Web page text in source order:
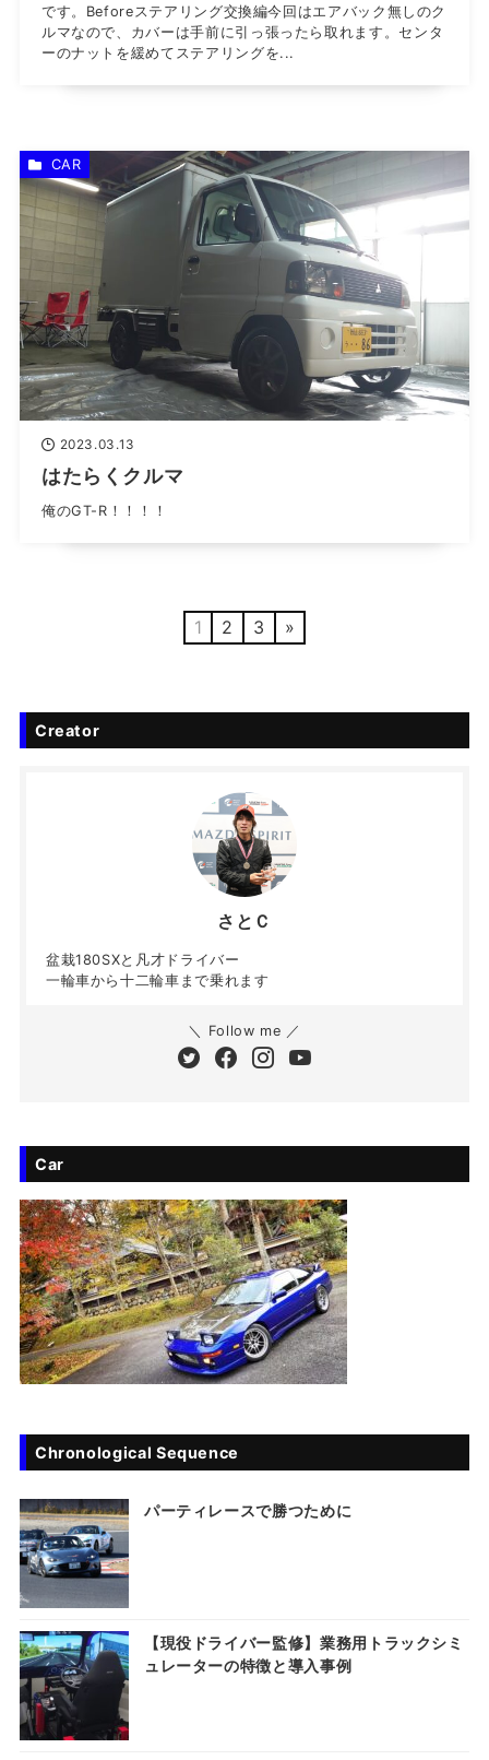
です。Beforeステアリング交換編今回はエアバック無しのク
ルマなので、カバーは手前に引っ張ったら取れます。センタ
ーのナットを緩めてステアリングを...
2023.03.13
はたらくクルマ
俺のGT-R！！！！
CAR
1 2 3 »
Creator
さとＣ
盆栽180SXと凡才ドライバー
一輪車から十二輪車まで乗れます
＼ Follow me ／
Car
Chronological Sequence
パーティレースで勝つために
【現役ドライバー監修】業務用トラックシミ
ュレーターの特徴と導入事例